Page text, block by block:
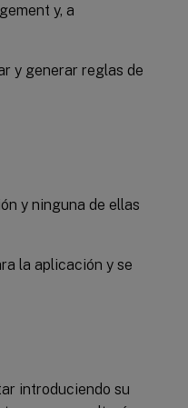
y, a
y generar reglas de
y ninguna de ellas
la aplicación y se
introduciendo su